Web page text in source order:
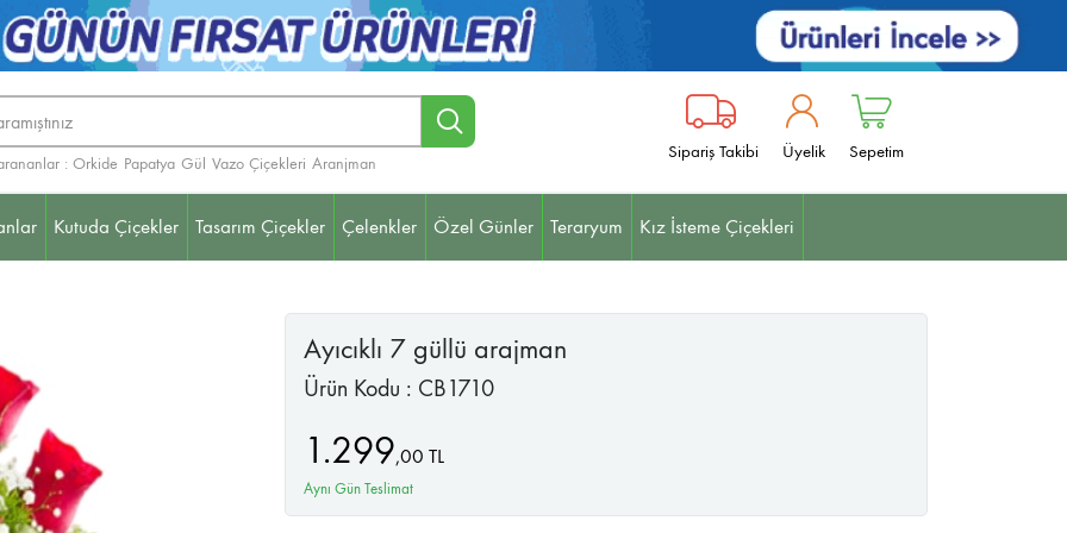
: Orkide Papatya Gül Vazo Çiçekleri Aranjman
Sipariş Takibi Üyelik Sepetim
Kutuda Çiçekler Tasarım Çiçekler Çelenkler Özel Günler Teraryum Kız İsteme Çiçekleri
Ayıcıklı 7 güllü arajman
Ürün Kodu : CB1710
1.299,00 TL
Aynı Gün Teslimat